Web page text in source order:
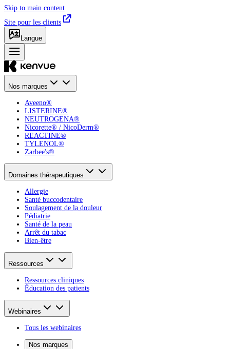
Skip to main content
Site pour les clients
Langue
Nos marques
Aveeno®
LISTERINE®
NEUTROGENA®
Nicorette® / NicoDerm®
REACTINE®
TYLENOL®
Zarbee's®
Domaines thérapeutiques
Allergie
Santé buccodentaire
Soulagement de la douleur
Pédiatrie
Santé de la peau
Arrêt du tabac
Bien-être
Ressources
Ressources cliniques
Éducation des patients
Webinaires
Tous les webinaires
Nos marques